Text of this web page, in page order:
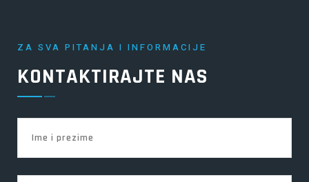
ZA SVA PITANJA I INFORMACIJE
KONTAKTIRAJTE NAS